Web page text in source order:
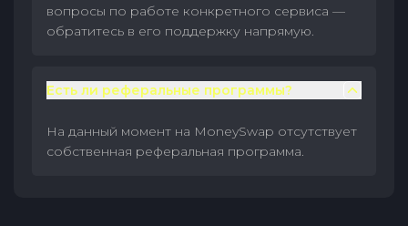
вопросы по работе конкретного сервиса —
обратитесь в его поддержку напрямую.
Есть ли реферальные программы?
На данный момент на MoneySwap отсутствует
собственная реферальная программа.